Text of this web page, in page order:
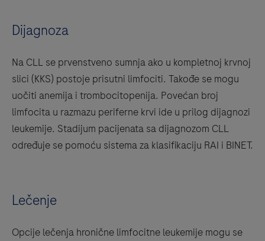
Dijagnoza
Na CLL se prvenstveno sumnja ako u kompletnoj krvnoj
slici (KKS) postoje prisutni limfociti. Takođe se mogu
uočiti anemija i trombocitopenija. Povećan broj
limfocita u razmazu periferne krvi ide u prilog dijagnozi
leukemije. Stadijum pacijenata sa dijagnozom CLL
određuje se pomoću sistema za klasifikaciju RAI i BINET.
Lečenje
Opcije lečenja hronične limfocitne leukemije mogu se